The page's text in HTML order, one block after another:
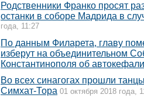
Родственники Франко просят
останки в соборе Мадрида в
года, 11:27
По данным Филарета, главу
изберут на объединительном
Константинополя об
Во всех синагогах прошли
Симхат-Тора 01 октября 2018 года,